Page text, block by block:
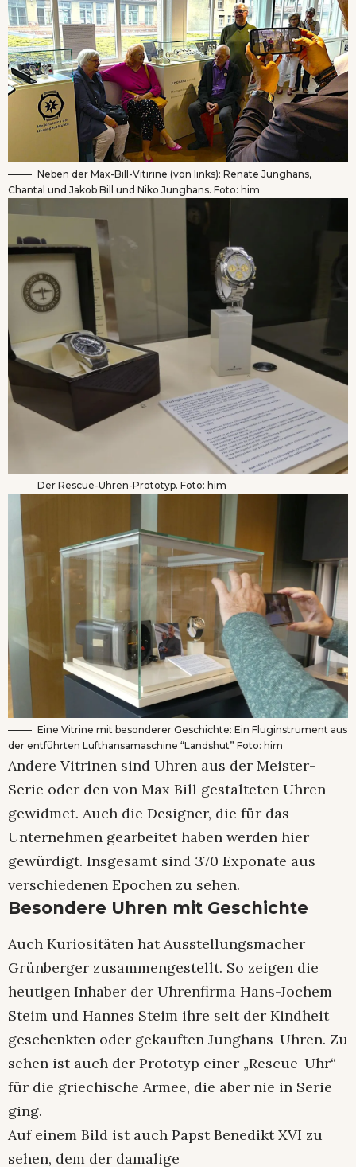
Neben der Max-Bill-Vitirine (von links): Renate Junghans,
Chantal und Jakob Bill und Niko Junghans. Foto: him
Der Rescue-Uhren-Prototyp. Foto: him
Eine Vitrine mit besonderer Geschichte: Ein Fluginstrument aus
der entführten Lufthansamaschine “Landshut” Foto: him
Andere Vitrinen sind Uhren aus der Meister-
Serie oder den von Max Bill gestalteten Uhren
gewidmet. Auch die Designer, die für das
Unternehmen gearbeitet haben werden hier
gewürdigt. Insgesamt sind 370 Exponate aus
verschiedenen Epochen zu sehen.
Besondere Uhren mit Geschichte
Auch Kuriositäten hat Ausstellungsmacher
Grünberger zusammengestellt. So zeigen die
heutigen Inhaber der Uhrenfirma Hans-Jochem
Steim und Hannes Steim ihre seit der Kindheit
geschenkten oder gekauften Junghans-Uhren. Zu
sehen ist auch der Prototyp einer „Rescue-Uhr“
für die griechische Armee, die aber nie in Serie
ging.
Auf einem Bild ist auch Papst Benedikt XVI zu
sehen, dem der damalige